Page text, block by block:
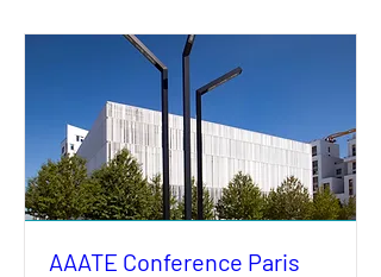
AAATE Conference Paris